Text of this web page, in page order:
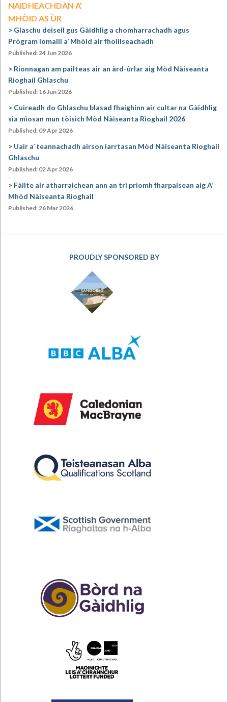
NAIDHEACHDAN A’
MHÒID AS ÙR
Glaschu deiseil gus Gàidhlig a chomharrachadh agus
Prògram Iomaill a’ Mhòid air fhoillseachadh
Published: 24 Jun 2026
Rionnagan am pailteas air an àrd-ùrlar aig Mòd Nàiseanta
Rìoghail Ghlaschu
Published: 16 Jun 2026
Cuireadh do Ghlaschu blasad fhaighinn air cultar na Gàidhlig
sia mìosan mun tòisich Mòd Nàiseanta Rìoghail 2026
Published: 09 Apr 2026
Uair a’ teannachadh airson iarrtasan Mòd Nàiseanta Rìoghail
Ghlaschu
Published: 02 Apr 2026
Fàilte air atharraichean ann an trì prìomh fharpaisean aig A’
Mhòd Nàiseanta Rìoghail
Published: 26 Mar 2026
PROUDLY SPONSORED BY